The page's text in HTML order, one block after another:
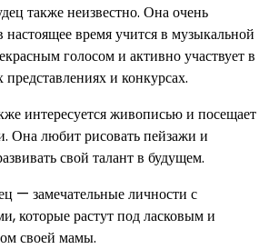
также неизвестно. Она очень
настоящее время учится в музыкальной
голосом и активно участвует в
и конкурсах.
интересуется живописью и посещает
Она любит рисовать пейзажи и
свой талант в будущем.
— замечательные личности с
которые растут под ласковым и
своей мамы.